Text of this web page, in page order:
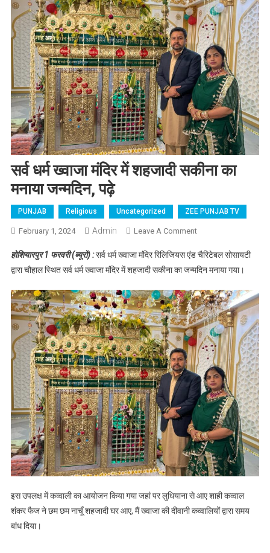
सर्व धर्म ख्वाजा मंदिर में शहजादी सकीना का
मनाया जन्मदिन, पढ़े
PUNJAB Religious Uncategorized ZEE PUNJAB TV
February 1, 2024 Admin Leave A CommentOn सर्व धर्म ख्वाजा
सकीना का मनाया
जन्मदिन, पढ़े
होशियारपुर 1 फरवरी (ब्यूरो) :सर्व धर्म ख्वाजा मंदिर रिलिजियस एंड चैरिटेबल सोसायटी
द्वारा चौहाल स्थित सर्व धर्म ख्वाजा मंदिर में शहजादी सकीना का जन्मदिन मनाया गया।
इस उपलक्ष में कव्वाली का आयोजन किया गया जहां पर लुधियाना से आए शाही कव्वाल
शंकर फैज ने छम छम नाचूँ शहजादी घर आए, मैं ख्वाजा की दीवानी कव्वालियों द्वारा समय
बांध दिया।